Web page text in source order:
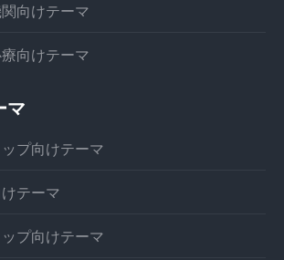
向けテーマ
向けテーマ
マ
プ向けテーマ
テーマ
プ向けテーマ